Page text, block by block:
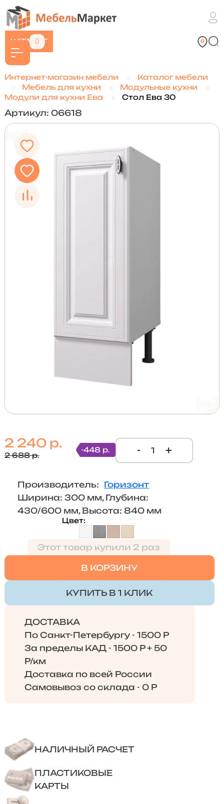
КАТАЛОГ
Интернет-магазин мебели
Каталог мебели
Мебель для кухни
Модульные кухни
Модули для кухни Ева
Стол Ева 30
Артикул: 06618
2 240 р.
2 688 р.
-448 р. - +
Производитель: Горизонт
Ширина: 300 мм, Глубина:
430/600 мм, Высота: 840 мм
Цвет
Этот товар купили 2 раз
В КОРЗИНУ
КУПИТЬ В 1 КЛИК
ДОСТАВКА
По Санкт-Петербургу - 1500 Р
За пределы КАД - 1500 Р + 50
Р/км
Доставка по всей России
Самовывоз со склада - 0 Р
НАЛИЧНЫЙ РАСЧЕТ
ПЛАСТИКОВЫЕ
КАРТЫ